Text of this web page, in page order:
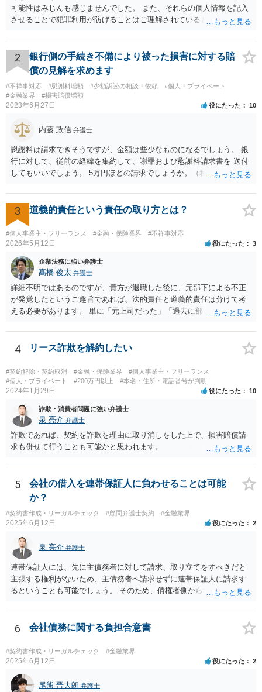
可能性はみじんも感じませんでした。 また、それらの個人情報を記入
させることで犯罪利用が防げることはご理解されているとおりです。
士に同意を求めているだけです。 最初の回答では分かりづらかったの
かもしれませんが、質問にわかりやすく答えると「法的に許される」
が答えになります。 補足でアドバイスしておきますと、今私に反論し
てきたその内容をゆうちょ銀行にぶつければいいとおもいます。 もっ
とも、ぶつけられたゆうちょ銀行があなたと契約するかは法律上ゆう
ちょ銀行の自由です。
2
銀行側の手続き不備により被った損害に対する賠
償の見解を求めます
#不祥事対応 #慰謝料増額 #少額訴訟の相談・依頼
#個人・プライベート
#金融業界
#損害賠償増額
2023年6月27日 役にたった 10
内藤 政信 弁護士
慰謝料は請求できそうですが、金額は些少なものになるでしょう。 銀
行に対して、従前の経緯を集約して、謝罪および慰謝料請求書を 送付
してもいいでしょう。 5万円ほどの請求でしょうか。（私見）
3 道義的責任という責任の取り方とは？
#個人事業主・フリーランス #金融・保険業界 #不祥事対応
2026年5月12日 役にたった 3
企業法務に強い弁護士
髙橋 俊太 弁護士
詳細不明ではあるのですが、貴方が退職した後に、元部下による不正
が発覚したというご趣旨であれば、法的責任と道義的責任は分けて考
える必要があります。 単に「元上司だった」「過去に部下だった」と
りません。会社が貴方に損害賠償請求をするには、在職中の管理監督
義務違反、引継ぎの不備、不正の兆候を知りながら放置したことな
ど、具体的な義務違反と損害との因果関係を主張・立証する必要があ
ります。なお、在職中から会計処理や現金管理の不自然さを認識して
いた、部下に過度な権限を与えたまま放置していた、退職時に重要な
情報を引き継がなかった等の事情があれば、会社から問題視される可
能性はあるでしょう。 対応としては、まず会社から何を求められてい
るのかを明確にすることが重要です。謝罪、調査協力、金銭負担、始
末書提出など、求められている内容によって対応は異なります。不用
意に責任を認める文書を作成したり、損害負担を約束したりすること
は避けるべきです。一方で、在職中の業務内容、権限分掌、引継ぎ資
いる場合には、会社とのやり取りを保存し、弁護士に相談したうえで
対応なさった方がよいでしょう。
4 リース詐欺を解約したい
#契約解除・契約取消 #金融・保険業界
#個人事業主・フリーランス
#個人・プライベート
#200万円以上 #本名・住所・電話番号が判明
2024年1月29日 役にたった 10
詐欺・消費者問題に強い弁護士
泉 亮介 弁護士
詐欺であれば、契約を詐欺を理由に取り消しをした上で、損害賠償請
求も併せて行うことも可能かと思われます。
5
会社の借入を連帯保証人に負わせることは可能
か？
#契約書作成・リーガルチェック #顧問弁護士契約 #金融業界
2025年6月12日 役にたった 2
泉 亮介 弁護士
連帯保証人には、先に主債務者に対して請求、取り立てをすべきだと
主張する権利がないため、主債務者へ請求せずに連帯保証人に請求す
るということも可能でしょう。 そのため、債権者側からすれば、会社
求しても良いものとなります。
6 会社債務に関する負担合意書
#契約書作成・リーガルチェック #金融業界
2025年6月12日 役にたった 2
尾熊 晋大朗 弁護士